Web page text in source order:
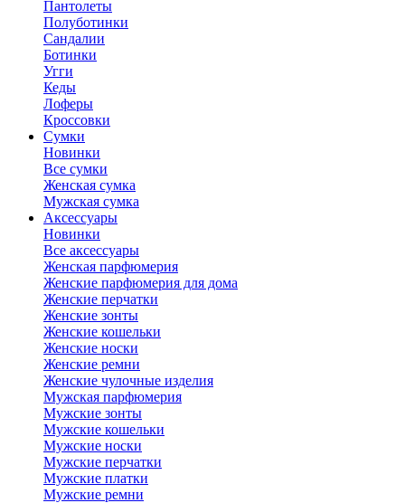
Пантолеты
Полуботинки
Сандалии
Ботинки
Угги
Кеды
Лоферы
Кроссовки
Сумки
Новинки
Все сумки
Женская сумка
Мужская сумка
Аксессуары
Новинки
Все аксессуары
Женская парфюмерия
Женские парфюмерия для дома
Женские перчатки
Женские зонты
Женские кошельки
Женские носки
Женские ремни
Женские чулочные изделия
Мужская парфюмерия
Мужские зонты
Мужские кошельки
Мужские носки
Мужские перчатки
Мужские платки
Мужские ремни